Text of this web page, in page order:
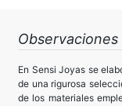
En Sensi Joyas se
de una rigurosa
de los materiales